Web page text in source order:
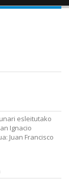
esleitutako
Ignacio
Juan Francisco